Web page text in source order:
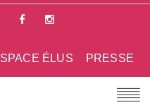
PRESSE
ÉLUS